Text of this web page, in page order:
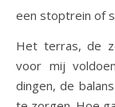
een stoptrein of
Het terras, de
voor mij
dingen, de